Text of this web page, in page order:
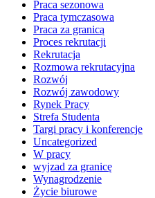
Praca sezonowa
Praca tymczasowa
Praca za granicą
Proces rekrutacji
Rekrutacja
Rozmowa rekrutacyjna
Rozwój
Rozwój zawodowy
Rynek Pracy
Strefa Studenta
Targi pracy i konferencje
Uncategorized
W pracy
wyjzad za granicę
Wynagrodzenie
Życie biurowe